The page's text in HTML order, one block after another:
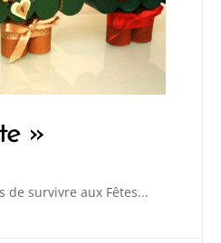
»
de survivre aux Fêtes...